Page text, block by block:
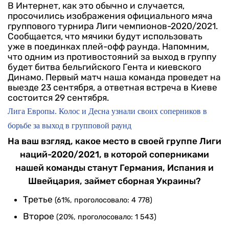
В Интернет, как это обычно и случается,
просочились изображения официального мяча
группового турнира Лиги чемпионов-2020/2021.
Сообщается, что мячики будут использовать
уже в поединках плей-офф раунда. Напомним,
что одним из противостояний за выход в группу
будет битва бельгийского Гента и киевского
Динамо. Первый матч наша команда проведет на
выезде 23 сентября, а ответная встреча в Киеве
состоится 29 сентября.
Лига Европы. Колос и Десна узнали своих соперников в
борьбе за выход в групповой раунд
На ваш взгляд, какое место в своей группе Лиги
наций-2020/2021, в которой соперниками
нашей команды станут Германия, Испания и
Швейцария, займет сборная Украины?
Третье (61%, проголосовало: 4 778)
Второе (20%, проголосовало: 1 543)